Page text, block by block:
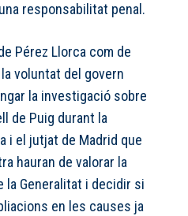
responsabilitat penal.
Pérez Llorca com de
voluntat del govern
la investigació sobre
de Puig durant la
i el jutjat de Madrid que
hauran de valorar la
la Generalitat i decidir si
en les causes ja